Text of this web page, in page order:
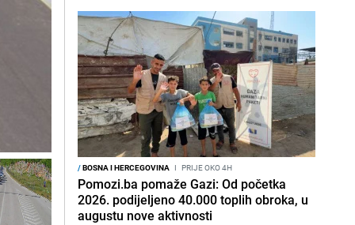
/BOSNA I HERCEGOVINA I PRIJE OKO 4H
Pomozi.ba pomaže Gazi: Od početka
2026. podijeljeno 40.000 toplih obroka, u
augustu nove aktivnosti